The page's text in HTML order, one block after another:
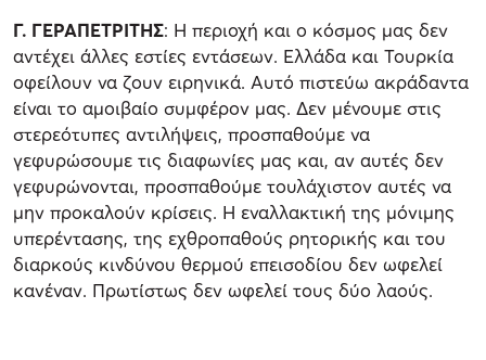
Γ. ΓΕΡΑΠΕΤΡΙΤΗΣ: Η περιοχή και ο κόσμος μας δεν
αντέχει άλλες εστίες εντάσεων. Ελλάδα και Τουρκία
οφείλουν να ζουν ειρηνικά. Αυτό πιστεύω ακράδαντα
είναι το αμοιβαίο συμφέρον μας. Δεν μένουμε στις
στερεότυπες αντιλήψεις, προσπαθούμε να
γεφυρώσουμε τις διαφωνίες μας και, αν αυτές δεν
γεφυρώνονται, προσπαθούμε τουλάχιστον αυτές να
μην προκαλούν κρίσεις. Η εναλλακτική της μόνιμης
υπερέντασης, της εχθροπαθούς ρητορικής και του
διαρκούς κινδύνου θερμού επεισοδίου δεν ωφελεί
κανέναν. Πρωτίστως δεν ωφελεί τους δύο λαούς.